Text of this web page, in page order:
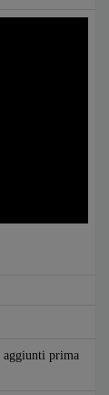
aggiunti prima